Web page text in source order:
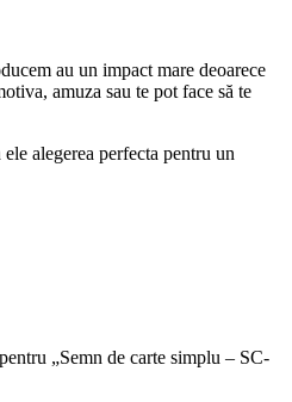
au un impact mare deoarece
amuza sau te pot face să te
alegerea perfecta pentru un
„Semn de carte simplu – SC-